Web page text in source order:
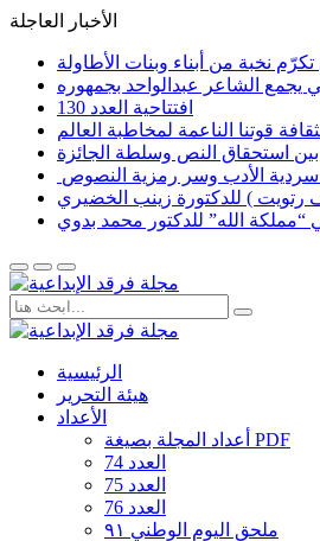
الأخبار العاجلة
نخبة من أبناء وبنات الأطاولة
يجمع الشاعر عبدالواحد بجمهوره
افتتاحية العدد 130
بين استحقاق النص وسلطة الجائزة
سردية الأدب وسر رمزية النصوص
رتويت ) للدكتورة زينب الخضيري
الله” للدكتور محمد بدوي
الرئيسية
هيئة التحرير
الأعداد
أعداد المجلة بصيغة PDF
العدد 74
العدد 75
العدد 76
ملحق اليوم الوطني ٩١